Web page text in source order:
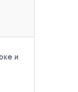
и